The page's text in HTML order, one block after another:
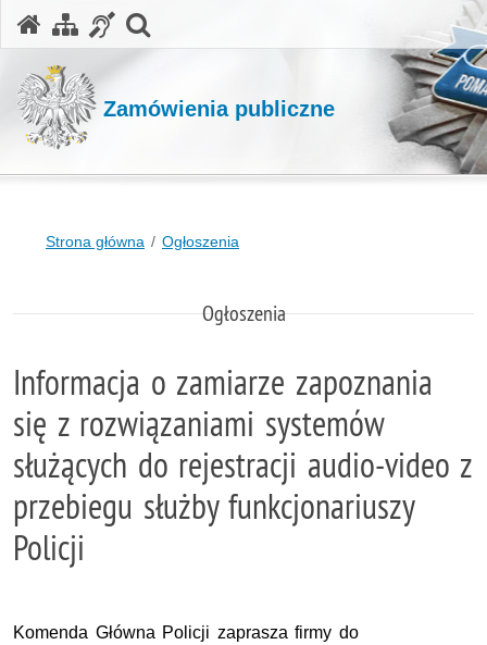
Zamówienia publiczne
Strona główna Ogłoszenia
Ogłoszenia
Informacja o zamiarze zapoznania
się z rozwiązaniami systemów
służących do rejestracji audio-video z
przebiegu służby funkcjonariuszy
Policji
Komenda Główna Policji zaprasza firmy do